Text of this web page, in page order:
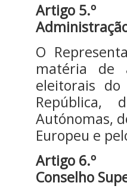
Artigo 5.º
A
O
matéria de
eleitorais do
República,
Autónomas,
Europeu e
Artigo 6.º
Conselho